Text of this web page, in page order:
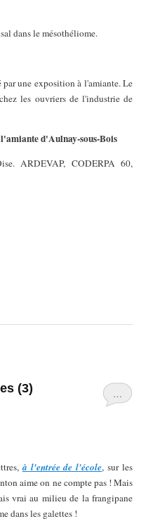
dans le mésothéliome.
une exposition à l'amiante. Le
les ouvriers de l'industrie de
d'Aulnay-sous-Bois
ARDEVAP, CODERPA 60,
…
(3)
à l'entrée de l'école, sur les
aime on ne compte pas ! Mais
vrai au milieu de la frangipane
dans les galettes !